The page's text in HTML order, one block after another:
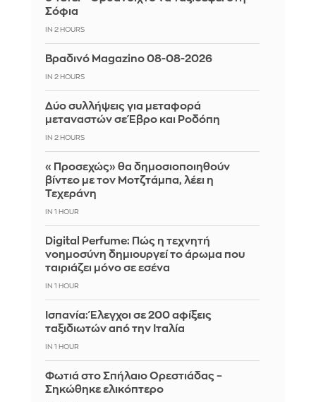
Σόφια
IN 2 HOURS
Βραδινό Magazino 08-08-2026
IN 2 HOURS
Δύο συλλήψεις για μεταφορά
μεταναστών σε Έβρο και Ροδόπη
IN 2 HOURS
«Προσεχώς» θα δημοσιοποιηθούν
βίντεο με τον Μοτζτάμπα, λέει η
Τεχεράνη
IN 1 HOUR
Digital Perfume: Πώς η τεχνητή
νοημοσύνη δημιουργεί το άρωμα που
ταιριάζει μόνο σε εσένα
IN 1 HOUR
Ισπανία: Έλεγχοι σε 200 αφίξεις
ταξιδιωτών από την Ιταλία
IN 1 HOUR
Φωτιά στο Σπήλαιο Ορεστιάδας –
Σηκώθηκε ελικόπτερο